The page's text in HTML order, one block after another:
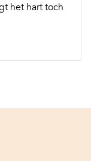
het hart toch